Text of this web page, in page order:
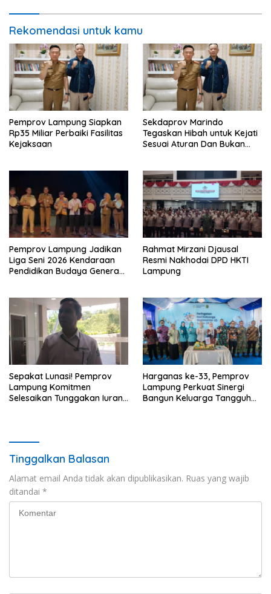
Rekomendasi untuk kamu
Pemprov Lampung Siapkan
Rp35 Miliar Perbaiki Fasilitas
Kejaksaan
Sekdaprov Marindo
Tegaskan Hibah untuk Kejati
Sesuai Aturan Dan Bukan
Pemprov Lampung Jadikan
Liga Seni 2026 Kendaraan
Pendidikan Budaya Generasi
Rahmat Mirzani Djausal
Resmi Nakhodai DPD HKTI
Lampung
Sepakat Lunasi! Pemprov
Lampung Komitmen
Selesaikan Tunggakan Iuran
Harganas ke-33, Pemprov
Lampung Perkuat Sinergi
Bangun Keluarga Tangguh
Tinggalkan Balasan
Alamat email Anda tidak akan dipublikasikan. Ruas yang wajib
ditandai *